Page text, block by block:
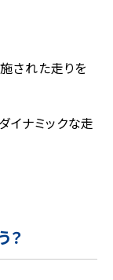
された走りを
イナミックな走
？